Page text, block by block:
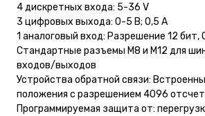
4 дискретных входа: 5-36 V
3 цифровых выхода: 0-5 В; 0,5 А
1 аналоговый вход: Разрешение 12 бит,
Стандартные разъемы M8 и M12 для
входов/выходов
Устройства обратной связи:
положения с разрешением 4096
Программируемая защита от: